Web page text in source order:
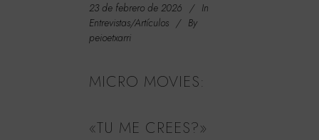
23 de febrero de 2026
In
Entrevistas/Artículos
By
peioetxarri
MICRO MOVIES:
«TU ME CREES?»